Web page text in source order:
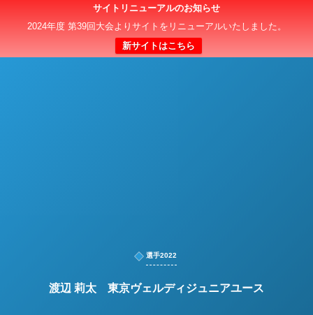
サイトリニューアルのお知らせ
2024年度 第39回大会よりサイトをリニューアルいたしました。
新サイトはこちら
日本クラブユースサッカー選手権（U-15）大会
選手2022
渡辺 莉太 東京ヴェルディジュニアユース